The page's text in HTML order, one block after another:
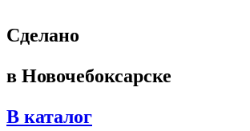
Cделано
в Новочебоксарске
В каталог